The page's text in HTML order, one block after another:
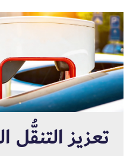
تعزيز التنقُّل